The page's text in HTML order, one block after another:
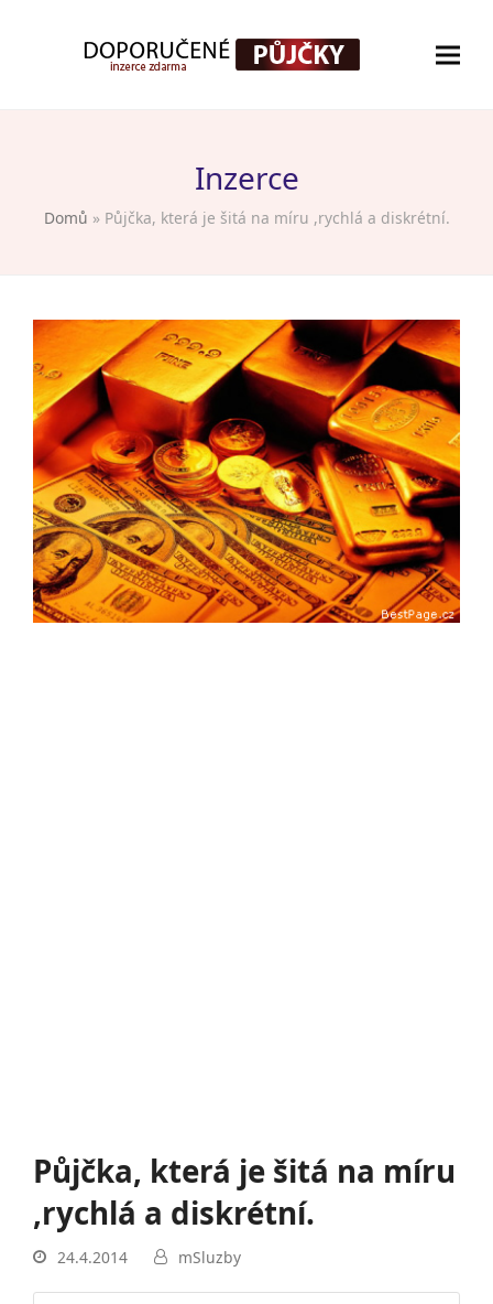
Inzerce
Domů » Půjčka, která je šitá na míru ,rychlá a diskrétní.
Půjčka, která je šitá na míru
,rychlá a diskrétní.
24.4.2014 mSluzby